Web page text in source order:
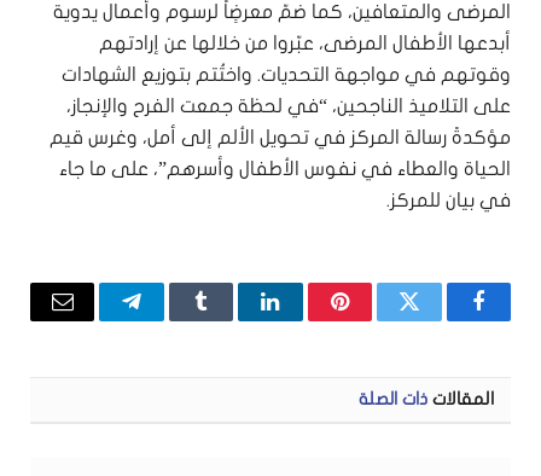
المرضى والمتعافين، كما ضمّ معرضٍاً لرسوم وأعمال يدوية
أبدعها الأطفال المرضى، عبّروا من خلالها عن إرادتهم
وقوتهم في مواجهة التحديات. واختُتم بتوزيع الشهادات
على التلاميذ الناجحين، “في لحظة جمعت الفرح والإنجاز،
مؤكدةً رسالة المركز في تحويل الألم إلى أمل، وغرس قيم
الحياة والعطاء في نفوس الأطفال وأسرهم”، على ما جاء
في بيان للمركز.
فيسبوكتويتر بينتيريستلينكدإنTumblrتيلقرامالبريد
المقالات ذات الصلة